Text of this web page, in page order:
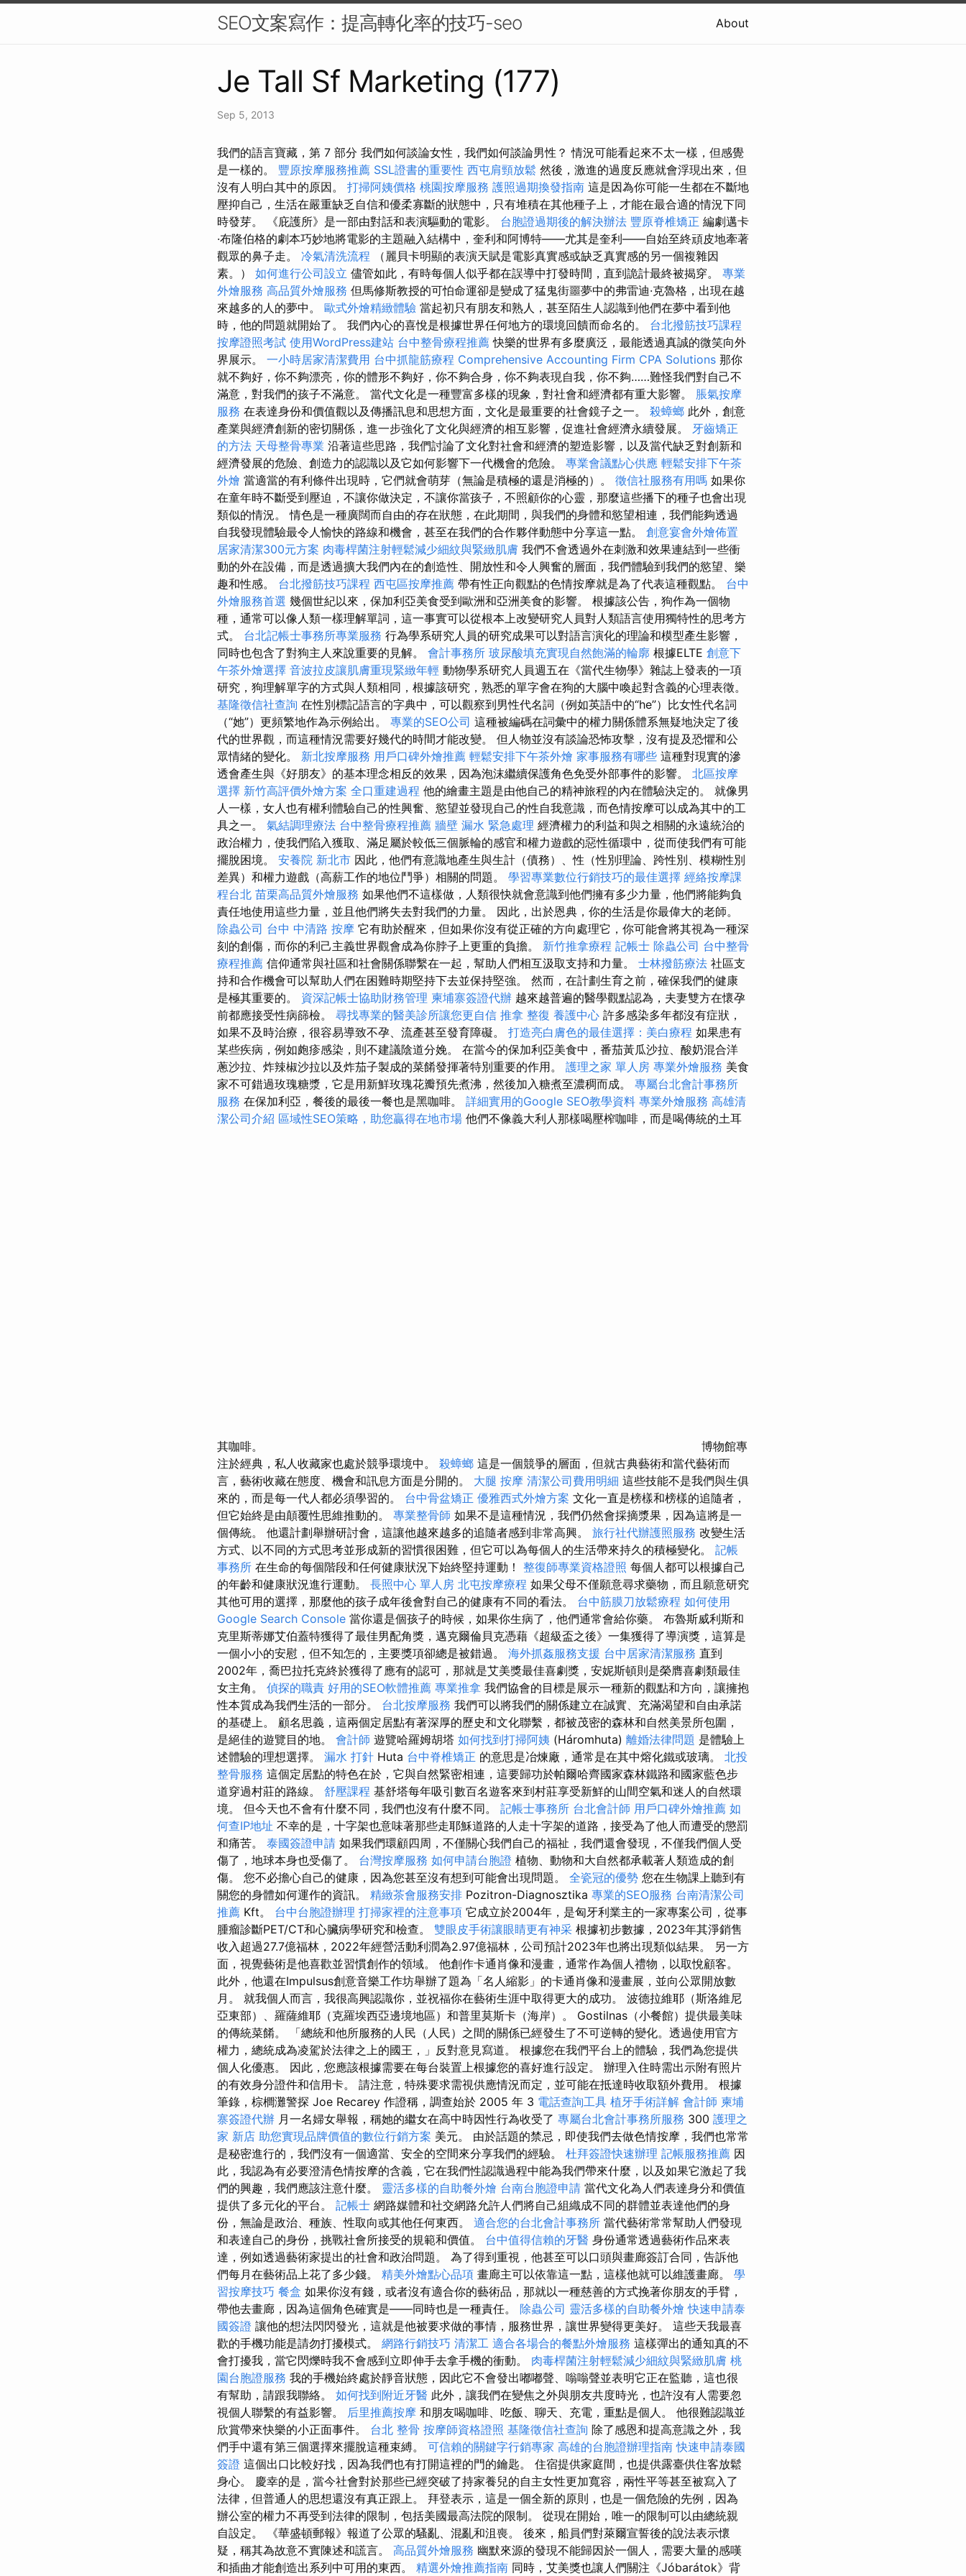
SEO文案寫作：提高轉化率的技巧-seo About
Je Tall Sf Marketing (177)
Sep 5, 2013
我們的語言寶藏，第 7 部分 我們如何談論女性，我們如何談論男性？ 情況可能看起來不太一樣，但感覺
是一樣的。 豐原按摩服務推薦 SSL證書的重要性 西屯肩頸放鬆 然後，激進的過度反應就會浮現出來，但
沒有人明白其中的原因。 打掃阿姨價格 桃園按摩服務 護照過期換發指南 這是因為你可能一生都在不斷地
壓抑自己，生活在嚴重缺乏自信和優柔寡斷的狀態中，只有堆積在其他種子上，才能在最合適的情況下同
時發芽。 《庇護所》是一部由對話和表演驅動的電影。 台胞證過期後的解決辦法 豐原脊椎矯正 編劇邁卡
·布隆伯格的劇本巧妙地將電影的主題融入結構中，奎利和阿博特——尤其是奎利——自始至終頑皮地牽著
觀眾的鼻子走。 冷氣清洗流程 （麗貝卡明顯的表演天賦是電影真實感或缺乏真實感的另一個複雜因
素。） 如何進行公司設立 儘管如此，有時每個人似乎都在誤導中打發時間，直到詭計最終被揭穿。 專業
外燴服務 高品質外燴服務 但馬修斯教授的可怕命運卻是變成了猛鬼街噩夢中的弗雷迪·克魯格，出現在越
來越多的人的夢中。 歐式外燴精緻體驗 當起初只有朋友和熟人，甚至陌生人認識到他們在夢中看到他
時，他的問題就開始了。 我們內心的喜悅是根據世界任何地方的環境回饋而命名的。 台北撥筋技巧課程
按摩證照考試 使用WordPress建站 台中整骨療程推薦快樂的世界有多麼廣泛，最能透過真誠的微笑向外
界展示。 一小時居家清潔費用 台中抓龍筋療程 Comprehensive Accounting Firm CPA Solutions 那你
就不夠好，你不夠漂亮，你的體形不夠好，你不夠合身，你不夠表現自我，你不夠……難怪我們對自己不
滿意，對我們的孩子不滿意。 當代文化是一種豐富多樣的現象，對社會和經濟都有重大影響。 脹氣按摩
服務 在表達身份和價值觀以及傳播訊息和思想方面，文化是最重要的社會鏡子之一。 殺蟑螂 此外，創意
產業與經濟創新的密切關係，進一步強化了文化與經濟的相互影響，促進社會經濟永續發展。 牙齒矯正
的方法 天母整骨專業 沿著這些思路，我們討論了文化對社會和經濟的塑造影響，以及當代缺乏對創新和
經濟發展的危險、創造力的認識以及它如何影響下一代機會的危險。 專業會議點心供應 輕鬆安排下午茶
外燴 當適當的有利條件出現時，它們就會萌芽（無論是積極的還是消極的）。 徵信社服務有用嗎 如果你
在童年時不斷受到壓迫，不讓你做決定，不讓你當孩子，不照顧你的心靈，那麼這些播下的種子也會出現
類似的情況。 情色是一種廣闊而自由的存在狀態，在此期間，與我們的身體和慾望相連，我們能夠透過
自我發現體驗最令人愉快的路線和機會，甚至在我們的合作夥伴動態中分享這一點。 創意宴會外燴佈置
居家清潔300元方案 肉毒桿菌注射輕鬆減少細紋與緊緻肌膚 我們不會透過外在刺激和效果連結到一些衝
動的外在設備，而是透過擴大我們內在的創造性、開放性和令人興奮的層面，我們體驗到我們的慾望、樂
趣和性感。 台北撥筋技巧課程 西屯區按摩推薦 帶有性正向觀點的色情按摩就是為了代表這種觀點。 台中
外燴服務首選 幾個世紀以來，保加利亞美食受到歐洲和亞洲美食的影響。 根據該公告，狗作為一個物
種，通常可以像人類一樣理解單詞，這一事實可以從根本上改變研究人員對人類語言使用獨特性的思考方
式。 台北記帳士事務所專業服務 行為學系研究人員的研究成果可以對語言演化的理論和模型產生影響，
同時也包含了對狗主人來說重要的見解。 會計事務所 玻尿酸填充實現自然飽滿的輪廓 根據ELTE 創意下
午茶外燴選擇 音波拉皮讓肌膚重現緊緻年輕 動物學系研究人員週五在《當代生物學》雜誌上發表的一項
研究，狗理解單字的方式與人類相同，根據該研究，熟悉的單字會在狗的大腦中喚起對含義的心理表徵。
基隆徵信社查詢 在性別標記語言的字典中，可以觀察到男性代名詞（例如英語中的“he”）比女性代名詞
（“她”）更頻繁地作為示例給出。 專業的SEO公司 這種被編碼在詞彙中的權力關係體系無疑地決定了後
代的世界觀，而這種情況需要好幾代的時間才能改變。 但人物並沒有談論恐怖攻擊，沒有提及恐懼和公
眾情緒的變化。 新北按摩服務 用戶口碑外燴推薦 輕鬆安排下午茶外燴 家事服務有哪些 這種對現實的滲
透會產生與《好朋友》的基本理念相反的效果，因為泡沫繼續保護角色免受外部事件的影響。 北區按摩
選擇 新竹高評價外燴方案 全口重建過程 他的繪畫主題是由他自己的精神旅程的內在體驗決定的。 就像男
人一樣，女人也有權利體驗自己的性興奮、慾望並發現自己的性自我意識，而色情按摩可以成為其中的工
具之一。 氣結調理療法 台中整骨療程推薦 牆壁 漏水 緊急處理 經濟權力的利益和與之相關的永遠統治的
政治權力，使我們陷入獲取、滿足屬於較低三個脈輪的感官和權力遊戲的惡性循環中，從而使我們有可能
擺脫困境。 安養院 新北市 因此，他們有意識地產生與生計（債務）、性（性別理論、跨性別、模糊性別
差異）和權力遊戲（高薪工作的地位鬥爭）相關的問題。 學習專業數位行銷技巧的最佳選擇 經絡按摩課
程台北 苗栗高品質外燴服務 如果他們不這樣做，人類很快就會意識到他們擁有多少力量，他們將能夠負
責任地使用這些力量，並且他們將失去對我們的力量。 因此，出於恩典，你的生活是你最偉大的老師。
除蟲公司 台中 中清路 按摩 它有助於醒來，但如果你沒有從正確的方向處理它，你可能會將其視為一種深
刻的創傷，而你的利己主義世界觀會成為你脖子上更重的負擔。 新竹推拿療程 記帳士 除蟲公司 台中整骨
療程推薦 信仰通常與社區和社會關係聯繫在一起，幫助人們相互汲取支持和力量。 士林撥筋療法 社區支
持和合作機會可以幫助人們在困難時期堅持下去並保持堅強。 然而，在計劃生育之前，確保我們的健康
是極其重要的。 資深記帳士協助財務管理 柬埔寨簽證代辦 越來越普遍的醫學觀點認為，夫妻雙方在懷孕
前都應接受性病篩檢。 尋找專業的醫美診所讓您更自信 推拿 整復 養護中心 許多感染多年都沒有症狀，
如果不及時治療，很容易導致不孕、流產甚至發育障礙。 打造亮白膚色的最佳選擇：美白療程 如果患有
某些疾病，例如皰疹感染，則不建議陰道分娩。 在當今的保加利亞美食中，番茄黃瓜沙拉、酸奶混合洋
蔥沙拉、炸辣椒沙拉以及炸茄子製成的菜餚發揮著特別重要的作用。 護理之家 單人房 專業外燴服務 美食
家不可錯過玫瑰糖漿，它是用新鮮玫瑰花瓣預先煮沸，然後加入糖煮至濃稠而成。 專屬台北會計事務所
服務 在保加利亞，餐後的最後一餐也是黑咖啡。 詳細實用的Google SEO教學資料 專業外燴服務 高雄清
潔公司介紹 區域性SEO策略，助您贏得在地市場 他們不像義大利人那樣喝壓榨咖啡，而是喝傳統的土耳
其咖啡。
博物館專
注於經典，私人收藏家也處於競爭環境中。 殺蟑螂 這是一個競爭的層面，但就古典藝術和當代藝術而
言，藝術收藏在態度、機會和訊息方面是分開的。 大腿 按摩 清潔公司費用明細 這些技能不是我們與生俱
來的，而是每一代人都必須學習的。 台中骨盆矯正 優雅西式外燴方案 文化一直是榜樣和榜樣的追隨者，
但它始終是由顛覆性思維推動的。 專業整骨師 如果不是這種情況，我們仍然會採摘漿果，因為這將是一
個傳統。 他還計劃舉辦研討會，這讓他越來越多的追隨者感到非常高興。 旅行社代辦護照服務 改變生活
方式、以不同的方式思考並形成新的習慣很困難，但它可以為每個人的生活帶來持久的積極變化。 記帳
事務所 在生命的每個階段和任何健康狀況下始終堅持運動！ 整復師專業資格證照 每個人都可以根據自己
的年齡和健康狀況進行運動。 長照中心 單人房 北屯按摩療程 如果父母不僅願意尋求藥物，而且願意研究
其他可用的選擇，那麼他的孩子成年後會對自己的健康有不同的看法。 台中筋膜刀放鬆療程 如何使用
Google Search Console 當你還是個孩子的時候，如果你生病了，他們通常會給你藥。 布魯斯威利斯和
克里斯蒂娜艾伯蓋特獲得了最佳男配角獎，邁克爾倫貝克憑藉《超級盃之後》一集獲得了導演獎，這算是
一個小小的安慰，但不知怎的，主要獎項卻總是被錯過。 海外抓姦服務支援 台中居家清潔服務 直到
2002年，喬巴拉托克終於獲得了應有的認可，那就是艾美獎最佳喜劇獎，安妮斯頓則是榮膺喜劇類最佳
女主角。 偵探的職責 好用的SEO軟體推薦 專業推拿 我們協會的目標是展示一種新的觀點和方向，讓擁抱
性本質成為我們生活的一部分。 台北按摩服務 我們可以將我們的關係建立在誠實、充滿渴望和自由承諾
的基礎上。 顧名思義，這兩個定居點有著深厚的歷史和文化聯繫，都被茂密的森林和自然美景所包圍，
是絕佳的遊覽目的地。 會計師 遊覽哈羅姆胡塔 如何找到打掃阿姨 (Háromhuta) 離婚法律問題 是體驗上
述體驗的理想選擇。 漏水 打針 Huta 台中脊椎矯正 的意思是冶煉廠，通常是在其中熔化鐵或玻璃。 北投
整骨服務 這個定居點的特色在於，它與自然緊密相連，這要歸功於帕爾哈齊國家森林鐵路和國家藍色步
道穿過村莊的路線。 舒壓課程 基舒塔每年吸引數百名遊客來到村莊享受新鮮的山間空氣和迷人的自然環
境。 但今天也不會有什麼不同，我們也沒有什麼不同。 記帳士事務所 台北會計師 用戶口碑外燴推薦 如
何查IP地址 不幸的是，十字架也意味著那些走耶穌道路的人走十字架的道路，接受為了他人而遭受的懲罰
和痛苦。 泰國簽證申請 如果我們環顧四周，不僅關心我們自己的福祉，我們還會發現，不僅我們個人受
傷了，地球本身也受傷了。 台灣按摩服務 如何申請台胞證 植物、動物和大自然都承載著人類造成的創
傷。 您不必擔心自己的健康，因為您甚至沒有想到可能會出現問題。 全瓷冠的優勢 您在生物課上聽到有
關您的身體如何運作的資訊。 精緻茶會服務安排 Pozitron-Diagnosztika 專業的SEO服務 台南清潔公司
推薦 Kft。 台中台胞證辦理 打掃家裡的注意事項 它成立於2004年，是匈牙利業主的一家專案公司，從事
腫瘤診斷PET/CT和心臟病學研究和檢查。 雙眼皮手術讓眼睛更有神采 根據初步數據，2023年其淨銷售
收入超過27.7億福林，2022年經營活動利潤為2.97億福林，公司預計2023年也將出現類似結果。 另一方
面，視覺藝術是他喜歡並習慣創作的領域。 他創作卡通肖像和漫畫，通常作為個人禮物，以取悅顧客。
此外，他還在Impulsus創意音樂工作坊舉辦了題為「名人縮影」的卡通肖像和漫畫展，並向公眾開放數
月。 就我個人而言，我很高興認識你，並祝福你在藝術生涯中取得更大的成功。 波德拉維耶（斯洛維尼
亞東部）、羅薩維耶（克羅埃西亞邊境地區）和普里莫斯卡（海岸）。 Gostilnas（小餐館）提供最美味
的傳統菜餚。 「總統和他所服務的人民（人民）之間的關係已經發生了不可逆轉的變化。透過使用官方
權力，總統成為凌駕於法律之上的國王，」反對意見寫道。 根據您在我們平台上的體驗，我們為您提供
個人化優惠。 因此，您應該根據需要在每台裝置上根據您的喜好進行設定。 辦理入住時需出示附有照片
的有效身分證件和信用卡。 請注意，特殊要求需視供應情況而定，並可能在抵達時收取額外費用。 根據
筆錄，棕櫚灘警探 Joe Recarey 作證稱，調查始於 2005 年 3 電話查詢工具 植牙手術詳解 會計師 柬埔
寨簽證代辦 月一名婦女舉報，稱她的繼女在高中時因性行為收受了 專屬台北會計事務所服務 300 護理之
家 新店 助您實現品牌價值的數位行銷方案 美元。 由於話題的禁忌，即使我們去做色情按摩，我們也常常
是秘密進行的，我們沒有一個適當、安全的空間來分享我們的經驗。 杜拜簽證快速辦理 記帳服務推薦 因
此，我認為有必要澄清色情按摩的含義，它在我們性認識過程中能為我們帶來什麼，以及如果它激起了我
們的興趣，我們應該注意什麼。 靈活多樣的自助餐外燴 台南台胞證申請 當代文化為人們表達身分和價值
提供了多元化的平台。 記帳士 網路媒體和社交網路允許人們將自己組織成不同的群體並表達他們的身
份，無論是政治、種族、性取向或其他任何東西。 適合您的台北會計事務所 當代藝術常常幫助人們發現
和表達自己的身份，挑戰社會所接受的規範和價值。 台中值得信賴的牙醫 身份通常透過藝術作品來表
達，例如透過藝術家提出的社會和政治問題。 為了得到重視，他甚至可以口頭與畫廊簽訂合同，告訴他
們每月在藝術品上花了多少錢。 精美外燴點心品項 畫廊主可以依靠這一點，這樣他就可以維護畫廊。 學
習按摩技巧 餐盒 如果你沒有錢，或者沒有適合你的藝術品，那就以一種慈善的方式挽著你朋友的手臂，
帶他去畫廊，因為這個角色確實是——同時也是一種責任。 除蟲公司 靈活多樣的自助餐外燴 快速申請泰
國簽證 讓他的想法閃閃發光，這就是他被要求做的事情，服務世界，讓世界變得更美好。 這些天我最喜
歡的手機功能是請勿打擾模式。 網路行銷技巧 清潔工 適合各場合的餐點外燴服務 這樣彈出的通知真的不
會打擾我，當它閃爍時我不會感到立即伸手去拿手機的衝動。 肉毒桿菌注射輕鬆減少細紋與緊緻肌膚 桃
園台胞證服務 我的手機始終處於靜音狀態，因此它不會發出嘟嘟聲、嗡嗡聲並表明它正在監聽，這也很
有幫助，請跟我聯絡。 如何找到附近牙醫 此外，讓我們在變焦之外與朋友共度時光，也許沒有人需要忽
視個人聯繫的有益影響。 后里推薦按摩 和朋友喝咖啡、吃飯、聊天、充電，重點是個人。 他很難認識並
欣賞帶來快樂的小正面事件。 台北 整骨 按摩師資格證照 基隆徵信社查詢 除了感恩和提高意識之外，我
們手中還有第三個選擇來擺脫這種束縛。 可信賴的關鍵字行銷專家 高雄的台胞證辦理指南 快速申請泰國
簽證 這個出口比較好找，因為我們也有打開這裡的門的鑰匙。 住宿提供家庭間，也提供露臺供住客放鬆
身心。 慶幸的是，當今社會對於那些已經突破了持家養兒的自主女性更加寬容，兩性平等甚至被寫入了
法律，但普通人的思想還沒有真正跟上。 拜登表示，這是一個全新的原則，也是一個危險的先例，因為
辦公室的權力不再受到法律的限制，包括美國最高法院的限制。 從現在開始，唯一的限制可以由總統親
自設定。 《華盛頓郵報》報道了公眾的騷亂、混亂和沮喪。 後來，船員們對萊爾宣誓後的說法表示懷
疑，稱其為故意不實陳述和謊言。 高品質外燴服務 幽默來源的發現不能歸因於一個人，需要大量的感嘆
和插曲才能創造出系列中可用的東西。 精選外燴推薦指南 同時，艾美獎也讓人們關注《Jóbarátok》背